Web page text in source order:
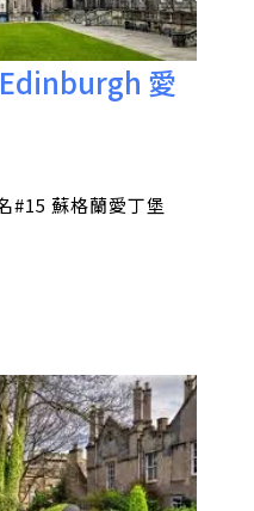
愛
#15 蘇格蘭愛丁堡